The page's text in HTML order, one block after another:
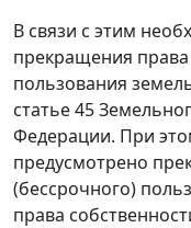
В связи с этим
прекращения
пользования
статье 45
Федерации. При
предусмотрено
(бессрочного)
права